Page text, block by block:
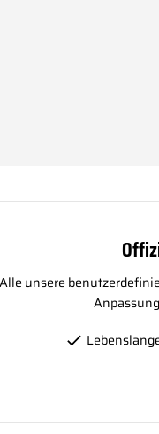
Alle unsere